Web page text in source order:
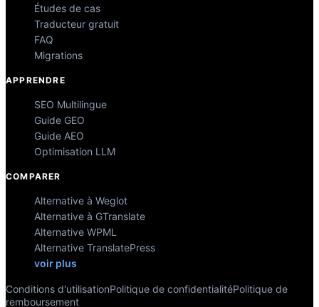
Études de cas
Traducteur gratuit
FAQ
Migrations
APPRENDRE
SEO Multilingue
Guide GEO
Guide AEO
Optimisation LLM
COMPARER
Alternative à Weglot
Alternative à GTranslate
Alternative WPML
Alternative TranslatePress
voir plus
Conditions d'utilisationPolitique de confidentialitéPolitique de
remboursement